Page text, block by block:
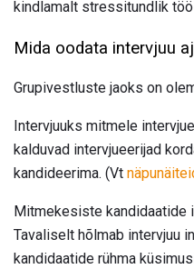
kindlamalt stressitundlik
Mida oodata intervjuu
Grupivestluste jaoks on
Intervjuuks mitmele
kalduvad intervjueerijad
kandideerima. (Vt
Mitmekesiste kandidaatide
Tavaliselt hõlmab intervjuu
kandidaatide rühma